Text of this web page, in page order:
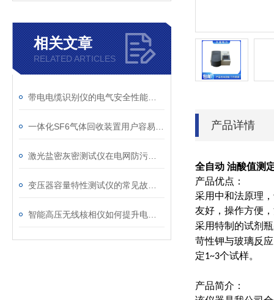
相关文章
RELATED ARTICLES
产品详情
全自动 油酸值测
产品优点：
采用中和法原理
友好，操作方便
采用特制的试剂
苛性钾与玻璃反
定1~3个试样。
产品简介：